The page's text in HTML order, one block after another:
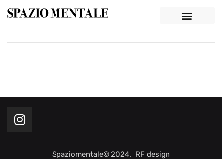
Spaziomentale© 2024. RF design